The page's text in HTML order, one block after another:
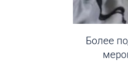
Более